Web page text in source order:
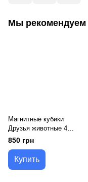
Мы рекомендуем
Магнитные кубики
Друзья животные 4
кубика
850 грн
Купить